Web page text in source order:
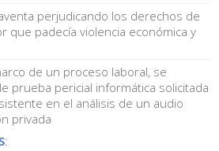
perjudicando los derechos de
que padecía violencia económica y
de un proceso laboral, se
prueba pericial informática solicitada
en el análisis de un audio
privada
: